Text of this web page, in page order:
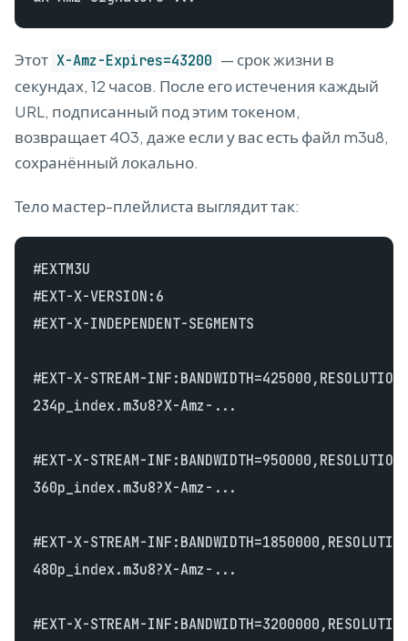
Этот X-Amz-Expires=43200 — срок жизни в
секундах, 12 часов. После его истечения каждый
URL, подписанный под этим токеном,
возвращает 403, даже если у вас есть файл m3u8,
сохранённый локально.
Тело мастер-плейлиста выглядит так:
#EXTM3U
#EXT-X-VERSION:6
#EXT-X-INDEPENDENT-SEGMENTS
#EXT-X-STREAM-
234p_index.m3u8?X-Amz-...
#EXT-X-STREAM-
360p_index.m3u8?X-Amz-...
#EXT-X-STREAM-
480p_index.m3u8?X-Amz-...
#EXT-X-STREAM-